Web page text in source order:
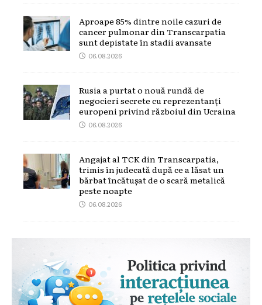
Aproape 85% dintre noile cazuri de
cancer pulmonar din Transcarpatia
sunt depistate în stadii avansate
06.08.2026
Rusia a purtat o nouă rundă de
negocieri secrete cu reprezentanți
europeni privind războiul din Ucraina
06.08.2026
Angajat al TCK din Transcarpatia,
trimis în judecată după ce a lăsat un
bărbat încătușat de o scară metalică
peste noapte
06.08.2026